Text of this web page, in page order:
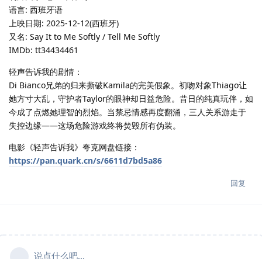
语言: 西班牙语
上映日期: 2025-12-12(西班牙)
又名: Say It to Me Softly / Tell Me Softly
IMDb: tt34434461
轻声告诉我的剧情：
Di Bianco兄弟的归来撕破Kamila的完美假象。初吻对象Thiago让
她方寸大乱，守护者Taylor的眼神却日益危险。昔日的纯真玩伴，如
今成了点燃她理智的烈焰。当禁忌情感再度翻涌，三人关系游走于
失控边缘——这场危险游戏终将焚毁所有伪装。
电影《轻声告诉我》夸克网盘链接：
https://pan.quark.cn/s/6611d7bd5a86
回复
说点什么吧...